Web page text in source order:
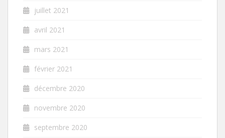
juillet 2021
avril 2021
mars 2021
février 2021
décembre 2020
novembre 2020
septembre 2020